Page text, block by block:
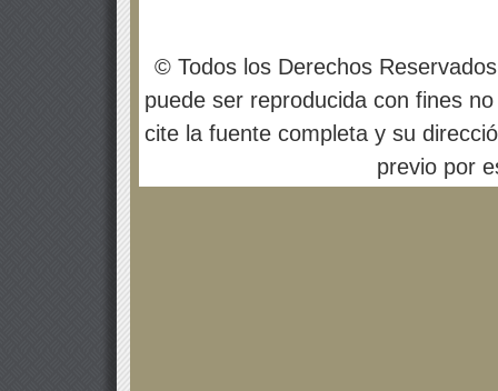
© Todos los Derechos
puede ser reproducida con fines
cite la fuente completa y su
previo por